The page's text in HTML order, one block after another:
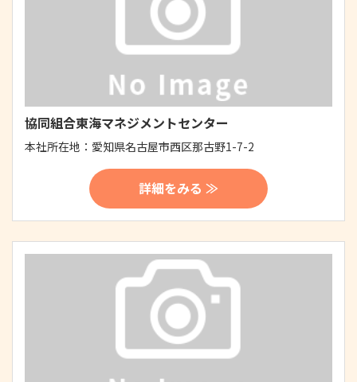
協同組合東海マネジメントセンター
本社所在地： 愛知県名古屋市西区那古野1-7-2
詳細をみる ≫